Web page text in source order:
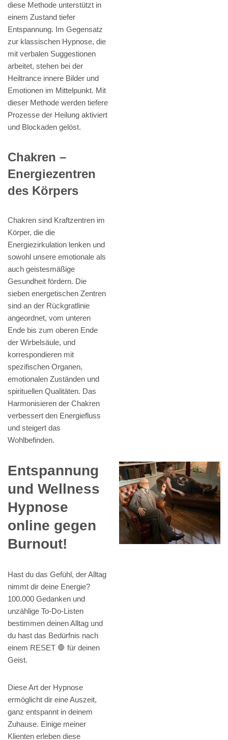
diese Methode unterstützt in
einem Zustand tiefer
Entspannung. Im Gegensatz
zur klassischen Hypnose, die
mit verbalen Suggestionen
arbeitet, stehen bei der
Heiltrance innere Bilder und
Emotionen im Mittelpunkt. Mit
dieser Methode werden tiefere
Prozesse der Heilung aktiviert
und Blockaden gelöst.
Chakren –
Energiezentren
des Körpers
Chakren sind Kraftzentren im
Körper, die die
Energiezirkulation lenken und
sowohl unsere emotionale als
auch geistesmäßige
Gesundheit fördern. Die
sieben energetischen Zentren
sind an der Rückgratlinie
angeordnet, vom unteren
Ende bis zum oberen Ende
der Wirbelsäule, und
korrespondieren mit
spezifischen Organen,
emotionalen Zuständen und
spirituellen Qualitäten. Das
Harmonisieren der Chakren
verbessert den Energiefluss
und steigert das
Wohlbefinden.
Entspannung
und Wellness
Hypnose
online gegen
Burnout!
Hast du das Gefühl, der Alltag
nimmt dir deine Energie?
100.000 Gedanken und
unzählige To-Do-Listen
bestimmen deinen Alltag und
du hast das Bedürfnis nach
einem RESET 🛑 für deinen
Geist.
Diese Art der Hypnose
ermöglicht dir eine Auszeit,
ganz entspannt in deinem
Zuhause. Einige meiner
Klienten erleben diese